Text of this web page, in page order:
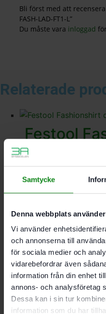
Samtycke
Denna webbplats
Vi använder
och annonserna till
för sociala medier och
vidarebefordrar även
information från din enhet
annons- och analysföretag
Dessa kan i sin tur
information som du har
Bli först med att
FASH-LAD-FT1-L”
Du måste vara inloggad
Relaterade
Festool
FASH-
377kr
Festool
FASH-
377kr
Festool
FASH-